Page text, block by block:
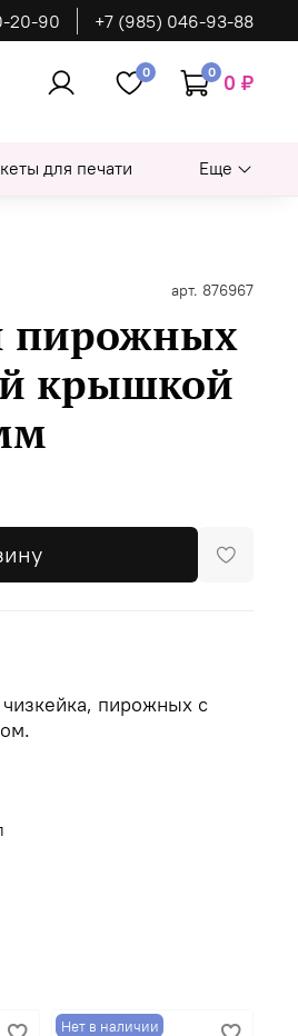
20-90 +7 (985) 046-93-88
0 0 0 ₽
для печати Еще
арт. 876967
пирожных
крышкой
пирожных с
Нет в наличии